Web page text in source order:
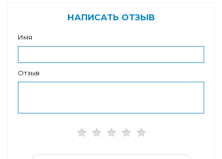
НАПИСАТЬ ОТЗЫВ
Имя
Отзыв